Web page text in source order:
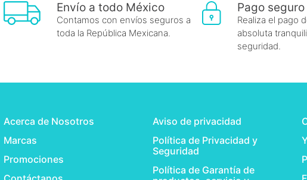
Envío a todo México
Contamos con envíos seguros a
toda la República Mexicana.
Pago seguro
Realiza el pago
absoluta
seguridad.
Acerca de Nosotros
Marcas
Promociones
Aviso de privacidad
Política de Privacidad y
Seguridad
Política de Garantía de